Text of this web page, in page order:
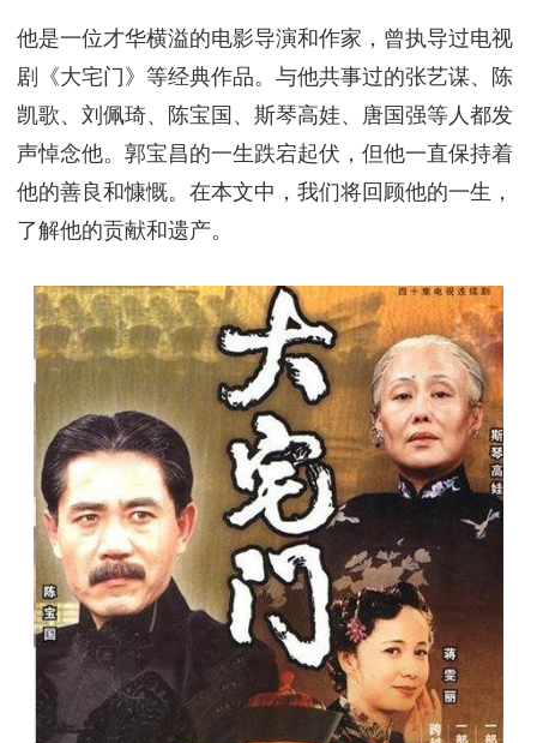
他是一位才华横溢的电影导演和作家，曾执导过电视
剧《大宅门》等经典作品。与他共事过的张艺谋、陈
凯歌、刘佩琦、陈宝国、斯琴高娃、唐国强等人都发
声悼念他。郭宝昌的一生跌宕起伏，但他一直保持着
他的善良和慷慨。在本文中，我们将回顾他的一生，
了解他的贡献和遗产。